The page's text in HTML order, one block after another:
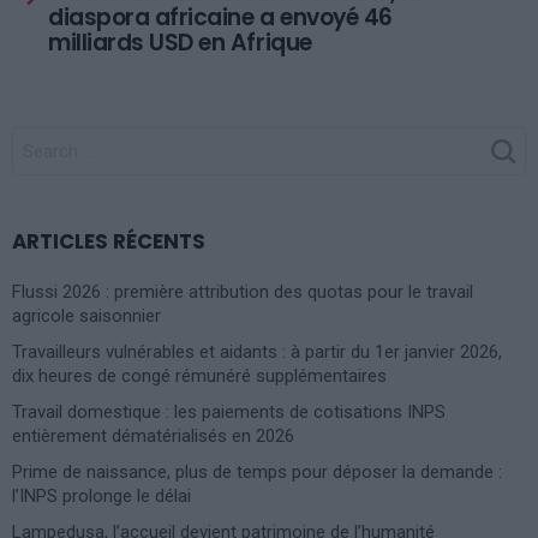
diaspora africaine a envoyé 46
milliards USD en Afrique
ARTICLES RÉCENTS
Flussi 2026 : première attribution des quotas pour le travail
agricole saisonnier
Travailleurs vulnérables et aidants : à partir du 1er janvier 2026,
dix heures de congé rémunéré supplémentaires
Travail domestique : les paiements de cotisations INPS
entièrement dématérialisés en 2026
Prime de naissance, plus de temps pour déposer la demande :
l’INPS prolonge le délai
Lampedusa, l’accueil devient patrimoine de l’humanité